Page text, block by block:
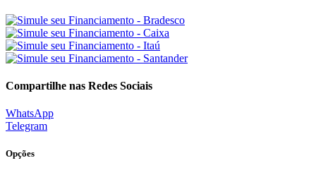
Compartilhe nas Redes Sociais
WhatsApp
Telegram
Opções